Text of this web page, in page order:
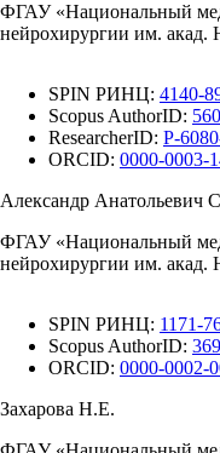
ФГАУ «Национальный
нейрохирургии им. акад.
SPIN РИНЦ: 4140-
Scopus AuthorID:
ResearcherID: P-
ORCID: 0000-0003-
Александр Анатольевич
ФГАУ «Национальный
нейрохирургии им. акад.
SPIN РИНЦ: 1171-
Scopus AuthorID:
ORCID: 0000-0002-
Захарова Н.Е.